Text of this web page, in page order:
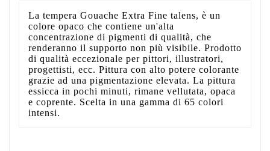
La tempera Gouache Extra Fine talens, è un
colore opaco che contiene un'alta
concentrazione di pigmenti di qualità, che
renderanno il supporto non più visibile. Prodotto
di qualità eccezionale per pittori, illustratori,
progettisti, ecc. Pittura con alto potere colorante
grazie ad una pigmentazione elevata. La pittura
essicca in pochi minuti, rimane vellutata, opaca
e coprente. Scelta in una gamma di 65 colori
intensi.